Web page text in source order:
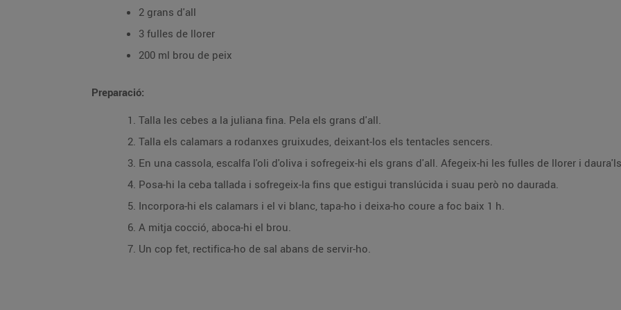
2 grans d'all
3 fulles de llorer
200 ml brou de peix
Preparació:
Talla les cebes a la juliana fina. Pela els grans d'all.
Talla els calamars a rodanxes gruixudes, deixant-los els tentacles sencers.
En una cassola, escalfa l'oli d'oliva i sofregeix-hi els grans d'all. Afegeix-hi les fulles de llorer i
Posa-hi la ceba tallada i sofregeix-la fins que estigui translúcida i suau però no daurada.
Incorpora-hi els calamars i el vi blanc, tapa-ho i deixa-ho coure a foc baix 1 h.
A mitja cocció, aboca-hi el brou.
Un cop fet, rectifica-ho de sal abans de servir-ho.